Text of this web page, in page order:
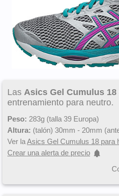
Las Asics Gel Cumulus 18
entrenamiento para neutro.
Peso: 283g (talla 39 Europa)
Altura: (talón) 30mm - 20mm
Ver laAsics Gel Cumulus 18 para
Crear una alerta de precio